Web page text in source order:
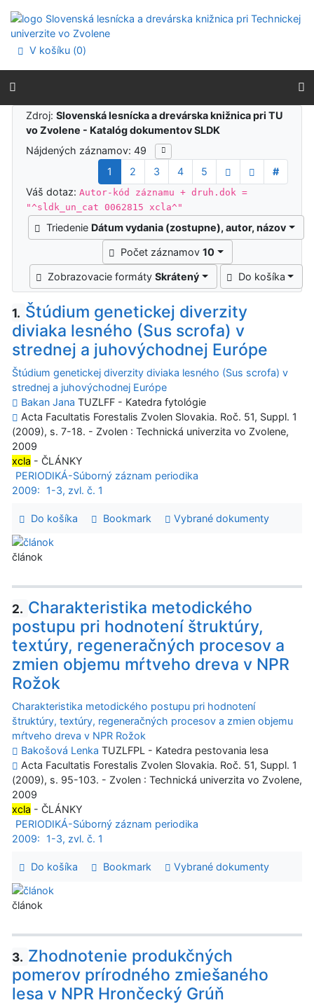
Prejsť na menu
Prehlásenie o webovej prístupnosti
V košíku (0)
Výsledky vyhľadávania
Zdroj:Slovenská lesnícka a drevárska knižnica pri TU
vo Zvolene - Katalóg dokumentov SLDK
Nájdených záznamov: 49
1
2 3 4 5
#
Váš dotaz:Autor-kód záznamu + druh.dok =
"^sldk_un_cat 0062815 xcla^"
Triedenie Dátum vydania (zostupne), autor, názov
Počet záznamov10
Zobrazovacie formátySkrátený Do košíka
1. Štúdium genetickej diverzity
diviaka lesného (Sus scrofa) v
strednej a juhovýchodnej Európe
Štúdium genetickej diverzity diviaka lesného (Sus scrofa) v
strednej a juhovýchodnej Európe
Bakan Jana TUZLFF - Katedra fytológie
Acta Facultatis Forestalis Zvolen Slovakia. Roč. 51, Suppl. 1
(2009), s. 7-18. - Zvolen : Technická univerzita vo Zvolene,
2009
xcla - ČLÁNKY
PERIODIKÁ-Súborný záznam periodika
2009:
1-3, zvl. č. 1
Do košíka Bookmark Vybrané dokumenty
článok
2. Charakteristika metodického
postupu pri hodnotení štruktúry,
textúry, regeneračných procesov a
zmien objemu mŕtveho dreva v NPR
Rožok
Charakteristika metodického postupu pri hodnotení
štruktúry, textúry, regeneračných procesov a zmien objemu
mŕtveho dreva v NPR Rožok
Bakošová Lenka TUZLFPL - Katedra pestovania lesa
Acta Facultatis Forestalis Zvolen Slovakia. Roč. 51, Suppl. 1
(2009), s. 95-103. - Zvolen : Technická univerzita vo Zvolene,
2009
xcla - ČLÁNKY
PERIODIKÁ-Súborný záznam periodika
2009:
1-3, zvl. č. 1
Do košíka Bookmark Vybrané dokumenty
článok
3. Zhodnotenie produkčných
pomerov prírodného zmiešaného
lesa v NPR Hrončecký Grúň